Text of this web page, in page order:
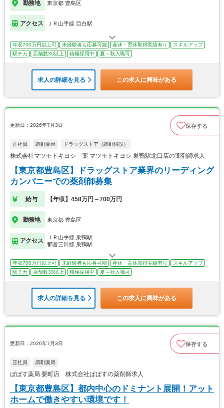
勤務地 東京都 豊島区
アクセス ＪＲ山手線 目白駅
年収700万円以上可 未経験者も応募可能 産休・育休取得実績有り
スキルアップ
駅チカ
店舗数30以上 積極採用中 夏～秋入職可
求人の詳細を見る この求人に興味がある
更新日：2026年7月3日 保存する
正社員 調剤薬局 ドラッグストア（調剤併設）
株式会社マツモトキヨシ 薬 マツモトキヨシ 巣鴨駅北口店の薬剤師求人
【東京都豊島区】ドラッグストア業界のリーディング
カンパニーでの薬剤師募集
給与 【年収】458万円～700万円
勤務地 東京都 豊島区
アクセス
ＪＲ山手線 巣鴨駅
都営三田線 巣鴨駅
年収700万円以上可 未経験者も応募可能 産休・育休取得実績有り
スキルアップ
駅チカ
店舗数30以上 積極採用中 夏～秋入職可
求人の詳細を見る この求人に興味がある
更新日：2026年7月3日 保存する
正社員 調剤薬局
ぱぱす薬局 要町店 株式会社ぱぱすの薬剤師求人
【東京都豊島区】都内中心のドミナント展開！アット
ホームで働きやすい環境です！